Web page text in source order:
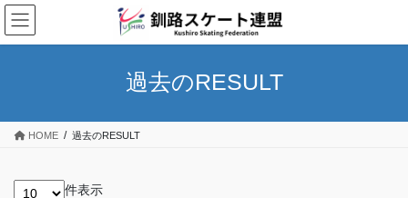
コ
ン
テ
ス
ナ
ビ
ゲ
ン
過去のRESULT
HOME 過去のRESULT
件表示